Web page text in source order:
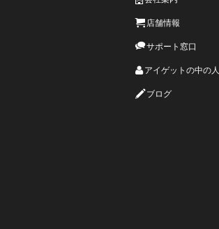
店舗情報
サポート窓口
アイゲットの中の人
ブログ